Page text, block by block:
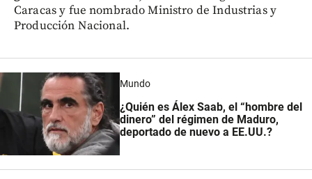
Caracas y fue nombrado Ministro de Industrias y
Producción Nacional.
Mundo
¿Quién es Álex Saab, el “hombre del
dinero” del régimen de Maduro,
deportado de nuevo a EE.UU.?